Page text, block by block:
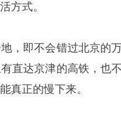
方式。
，即不会错过北京的
直达京津的高铁，也
真正的慢下来。